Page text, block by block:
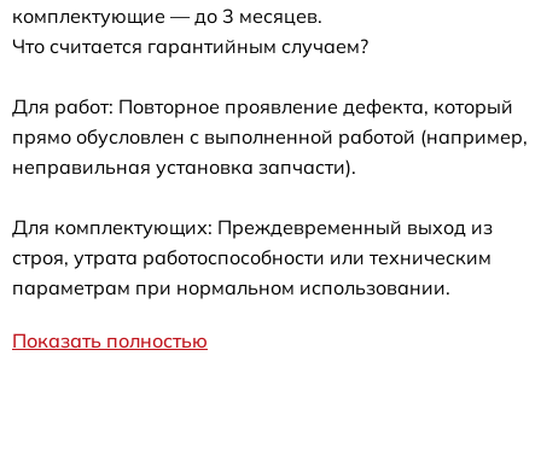
комплектующие — до 3 месяцев.
Что считается гарантийным случаем?
Для работ: Повторное проявление дефекта, который
прямо обусловлен с выполненной работой (например,
неправильная установка запчасти).
Для комплектующих: Преждевременный выход из
строя, утрата работоспособности или техническим
параметрам при нормальном использовании.
Показать полностью